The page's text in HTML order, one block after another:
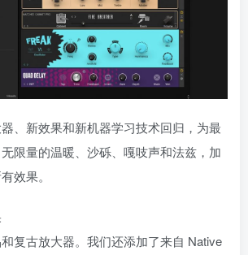
、新效果和新机器学习技术回归，为最
限量的温暖、沙砾、嘎吱声和法兹，加
效果。
复古放大器。我们还添加了来自 Native